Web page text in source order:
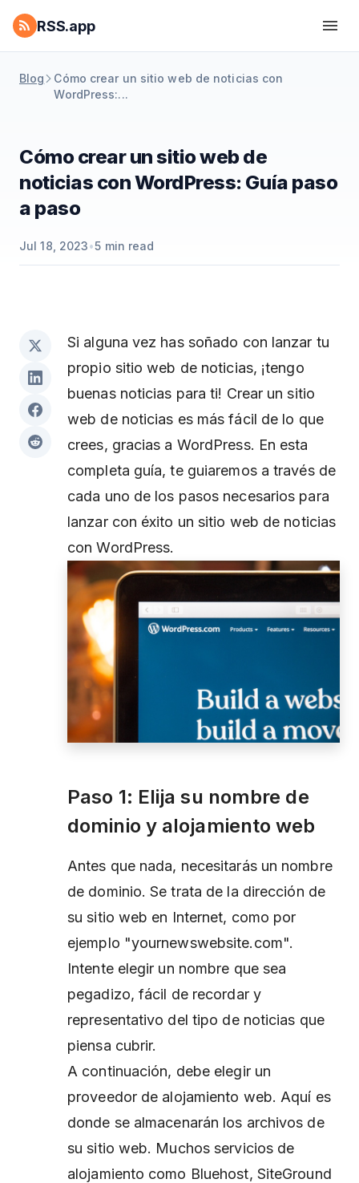
RSS.app
Blog
Cómo crear un sitio web de noticias con
WordPress:...
Cómo crear un sitio web de
noticias con WordPress: Guía paso
a paso
Jul 18, 2023•5 min read
Si alguna vez has soñado con lanzar tu
propio sitio web de noticias, ¡tengo
buenas noticias para ti! Crear un sitio
web de noticias es más fácil de lo que
crees, gracias a WordPress. En esta
completa guía, te guiaremos a través de
cada uno de los pasos necesarios para
lanzar con éxito un sitio web de noticias
con WordPress.
Paso 1: Elija su nombre de
dominio y alojamiento web
Antes que nada, necesitarás un nombre
de dominio. Se trata de la dirección de
su sitio web en Internet, como por
ejemplo "yournewswebsite.com".
Intente elegir un nombre que sea
pegadizo, fácil de recordar y
representativo del tipo de noticias que
piensa cubrir.
A continuación, debe elegir un
proveedor de alojamiento web. Aquí es
donde se almacenarán los archivos de
su sitio web. Muchos servicios de
alojamiento como Bluehost, SiteGround